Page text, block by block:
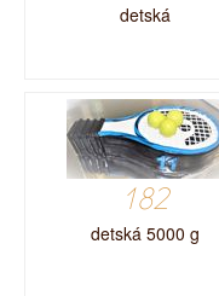
detská
182
detská 5000 g